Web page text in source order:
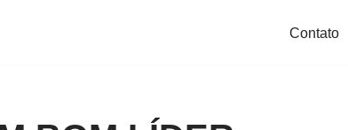
Contato